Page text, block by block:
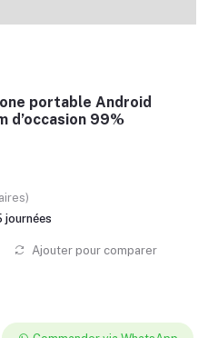
portable Android
d’occasion 99%
journées
Ajouter pour comparer